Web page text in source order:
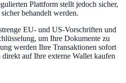
Plattform stellt jedoch sicher,
behandelt werden.
EU- und US-Vorschriften und
um Ihre Dokumente zu
werden Ihre Transaktionen sofort
auf Ihre externe Wallet kaufen